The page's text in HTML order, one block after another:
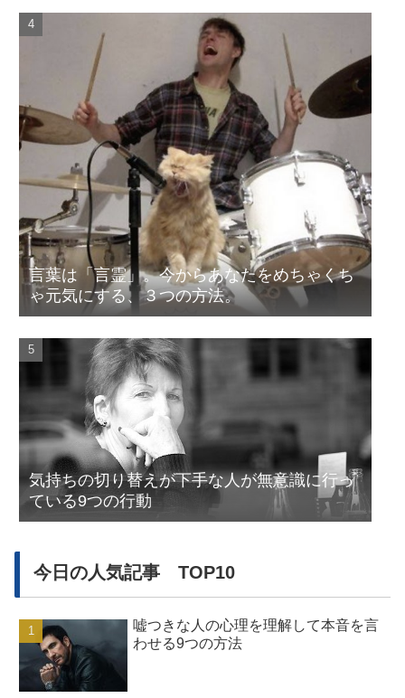
言葉は「言霊」。今からあなたをめちゃくち
ゃ元気にする、３つの方法。
気持ちの切り替えが下手な人が無意識に行っ
ている9つの行動
今日の人気記事 TOP10
嘘つきな人の心理を理解して本音を言
わせる9つの方法